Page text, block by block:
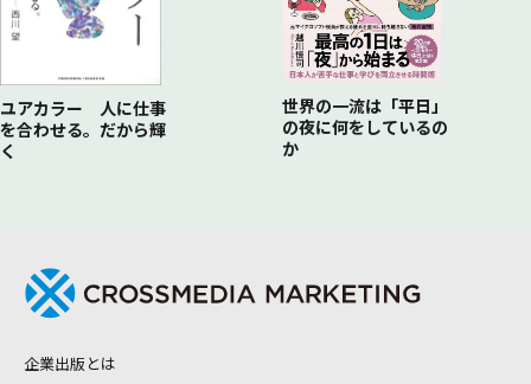
ユアカラー 人に仕事
を合わせる。だから輝
く
世界の一流は「平日」
の夜に何をしているの
か
企業出版とは